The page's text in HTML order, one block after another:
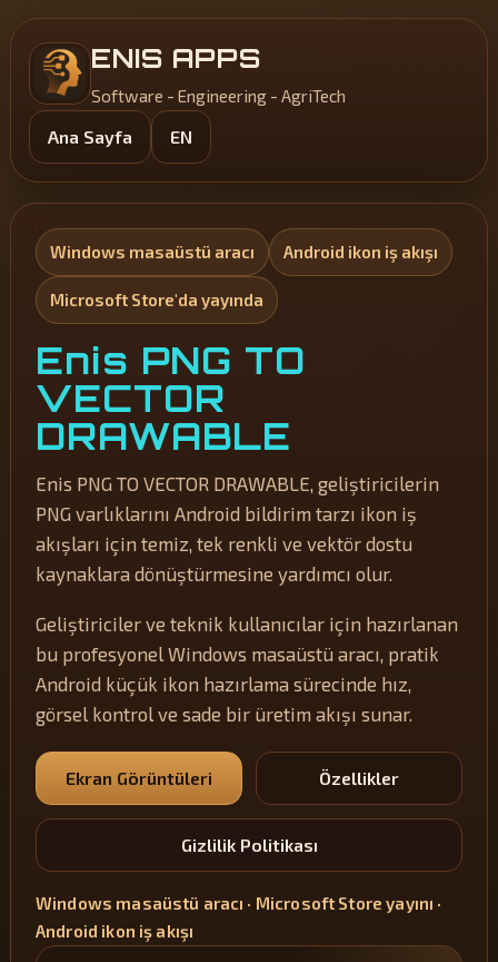
ENIS APPS
Software - Engineering - AgriTech
Ana Sayfa EN
Windows masaüstü aracı Android ikon iş akışı
Microsoft Store'da yayında
Enis PNG TO
VECTOR
DRAWABLE
Enis PNG TO VECTOR DRAWABLE, geliştiricilerin
PNG varlıklarını Android bildirim tarzı ikon iş
akışları için temiz, tek renkli ve vektör dostu
kaynaklara dönüştürmesine yardımcı olur.
Geliştiriciler ve teknik kullanıcılar için hazırlanan
bu profesyonel Windows masaüstü aracı, pratik
Android küçük ikon hazırlama sürecinde hız,
görsel kontrol ve sade bir üretim akışı sunar.
Ekran Görüntüleri Özellikler
Gizlilik Politikası
Windows masaüstü aracı · Microsoft Store yayını ·
Android ikon iş akışı